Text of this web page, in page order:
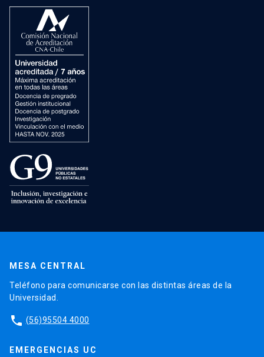
MESA CENTRAL
Teléfono para comunicarse con las distintas áreas de la
Universidad.
phone (56)95504 4000
EMERGENCIAS UC